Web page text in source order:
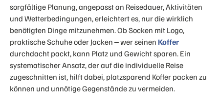
sorgfältige Planung, angepasst an Reisedauer, Aktivitäten
und Wetterbedingungen, erleichtert es, nur die wirklich
benötigten Dinge mitzunehmen. Ob Socken mit Logo,
praktische Schuhe oder Jacken – wer seinen Koffer
durchdacht packt, kann Platz und Gewicht sparen. Ein
systematischer Ansatz, der auf die individuelle Reise
zugeschnitten ist, hilft dabei, platzsparend Koffer packen zu
können und unnötige Gegenstände zu vermeiden.